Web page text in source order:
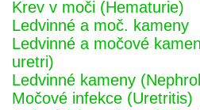
Krev v moči (Hematurie)
Ledvinné a moč. kameny
Ledvinné a močové
uretri)
Ledvinné kameny
Močové infekce (Uretritis)